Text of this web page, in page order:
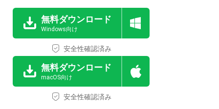
無料ダウンロード
Windows向け
安全性確認済み
無料ダウンロード
macOS向け
安全性確認済み